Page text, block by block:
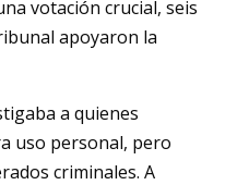
votación crucial, seis
apoyaron la
a quienes
uso personal, pero
criminales. A